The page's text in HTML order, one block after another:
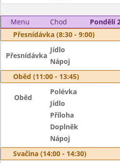
Menu Chod
Pondělí
Přesnídávka (8:30 - 9:00)
Přesnídávka
Jídlo
Nápoj
Oběd (11:00 - 13:45)
Oběd
Polévka
Jídlo
Příloha
Doplněk
Nápoj
Svačina (14:00 - 14:30)